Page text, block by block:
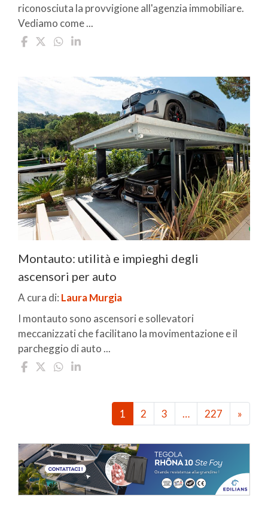
riconosciuta la provvigione all'agenzia immobiliare.
Vediamo come ...
Montauto: utilità e impieghi degli
ascensori per auto
A cura di: Laura Murgia
I montauto sono ascensori e sollevatori
meccanizzati che facilitano la movimentazione e il
parcheggio di auto ...
1 2 3 … 227 »